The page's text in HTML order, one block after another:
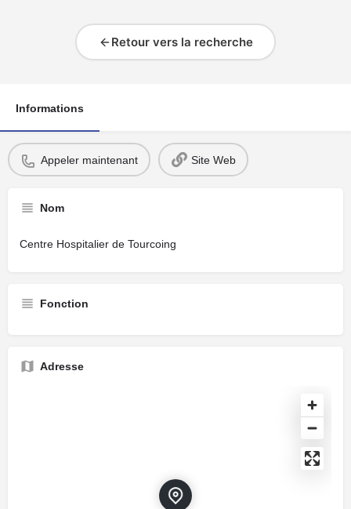
Retour vers la recherche
Informations
Appeler maintenant Site Web
Nom
Centre Hospitalier de Tourcoing
Fonction
Adresse